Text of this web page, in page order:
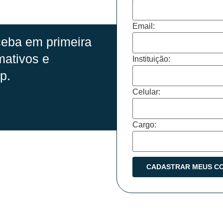
em primeira
e
Email:
Instituição:
Celular:
Cargo: